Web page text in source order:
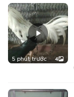
5 phút trước 4